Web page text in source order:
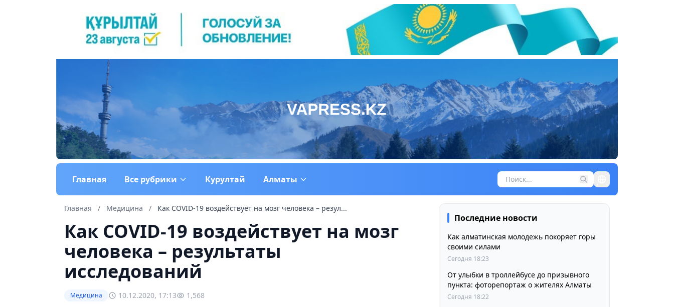
Главная Все рубрики Курултай Алматы
Главная / Медицина / Как COVID-19 воздействует на мозг человека – резул...
Как COVID-19 воздействует на мозг
человека – результаты
исследований
Медицина 10.12.2020, 17:13 1,568
Последние новости
Как алматинская молодежь покоряет горы
своими силами
Сегодня 18:23
От улыбки в троллейбусе до призывного
пункта: фоторепортаж о жителях Алматы
Сегодня 18:22